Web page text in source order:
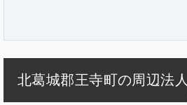
北葛城郡王寺町の周辺法人